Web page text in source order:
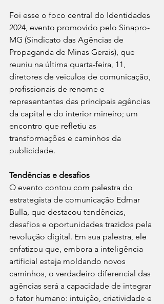
Foi esse o foco central do Identidades
2024, evento promovido pelo Sinapro-
MG (Sindicato das Agências de
Propaganda de Minas Gerais), que
reuniu na última quarta-feira, 11,
diretores de veículos de comunicação,
profissionais de renome e
representantes das principais agências
da capital e do interior mineiro; um
encontro que refletiu as
transformações e caminhos da
publicidade.
Tendências e desafios
O evento contou com palestra do
estrategista de comunicação Edmar
Bulla, que destacou tendências,
desafios e oportunidades trazidos pela
revolução digital. Em sua palestra, ele
enfatizou que, embora a inteligência
artificial esteja moldando novos
caminhos, o verdadeiro diferencial das
agências será a capacidade de integrar
o fator humano: intuição, criatividade e